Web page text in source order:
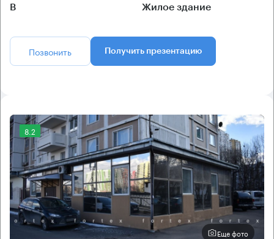
B Жилое здание
Позвонить Получить презентацию
8.2
Еще фото